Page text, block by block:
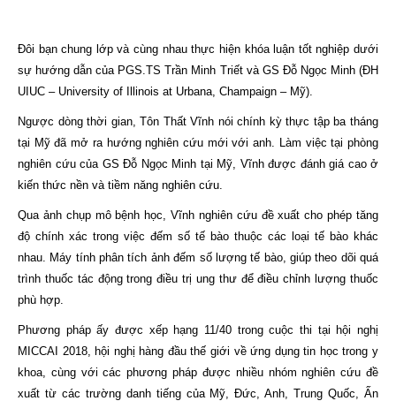
Đôi bạn chung lớp và cùng nhau thực hiện khóa luận tốt nghiệp dưới
sự hướng dẫn của PGS.TS Trần Minh Triết và GS Đỗ Ngọc Minh (ĐH
UIUC – University of Illinois at Urbana, Champaign – Mỹ).
Ngược dòng thời gian, Tôn Thất Vĩnh nói chính kỳ thực tập ba tháng
tại Mỹ đã mở ra hướng nghiên cứu mới với anh. Làm việc tại phòng
nghiên cứu của GS Đỗ Ngọc Minh tại Mỹ, Vĩnh được đánh giá cao ở
kiến thức nền và tiềm năng nghiên cứu.
Qua ảnh chụp mô bệnh học, Vĩnh nghiên cứu đề xuất cho phép tăng
độ chính xác trong việc đếm số tế bào thuộc các loại tế bào khác
nhau. Máy tính phân tích ảnh đếm số lượng tế bào, giúp theo dõi quá
trình thuốc tác động trong điều trị ung thư để điều chỉnh lượng thuốc
phù hợp.
Phương pháp ấy được xếp hạng 11/40 trong cuộc thi tại hội nghị
MICCAI 2018, hội nghị hàng đầu thế giới về ứng dụng tin học trong y
khoa, cùng với các phương pháp được nhiều nhóm nghiên cứu đề
xuất từ các trường danh tiếng của Mỹ, Đức, Anh, Trung Quốc, Ấn